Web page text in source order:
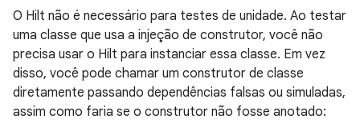
O Hilt não é necessário para testes de unidade. Ao testar
uma classe que usa a injeção de construtor, você não
precisa usar o Hilt para instanciar essa classe. Em vez
disso, você pode chamar um construtor de classe
diretamente passando dependências falsas ou simuladas,
assim como faria se o construtor não fosse anotado: